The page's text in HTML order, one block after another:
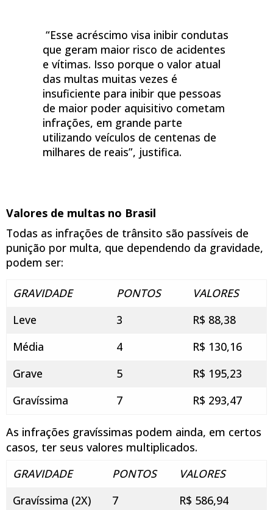
“Esse acréscimo visa inibir condutas
que geram maior risco de acidentes
e vítimas. Isso porque o valor atual
das multas muitas vezes é
insuficiente para inibir que pessoas
de maior poder aquisitivo cometam
infrações, em grande parte
utilizando veículos de centenas de
milhares de reais”, justifica.
Valores de multas no Brasil
Todas as infrações de trânsito são passíveis de
punição por multa, que dependendo da gravidade,
podem ser:
GRAVIDADE PONTOS
VALORES
Leve
3
R$ 88,38
Média
4
R$ 130,16
Grave
5
R$ 195,23
Gravíssima
7 R$ 293,47
As infrações gravíssimas podem ainda, em certos
casos, ter seus valores multiplicados.
GRAVIDADE
PONTOS
VALORES
Gravíssima (2X)
7 R$ 586,94